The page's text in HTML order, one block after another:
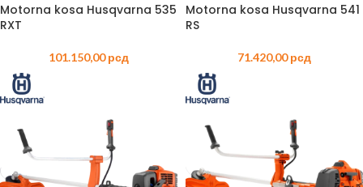
Motorna kosa Husqvarna 535
RXT
101.150,00рсд
Motorna kosa Husqvarna 541
RS
71.420,00рсд